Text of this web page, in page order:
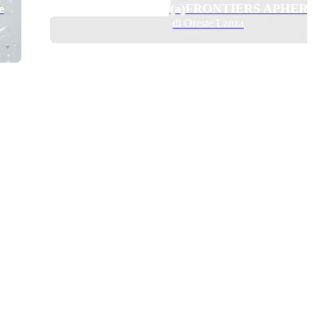
secondaria: il trial Lp(a)FRONTIERS
di Oreste Lanza